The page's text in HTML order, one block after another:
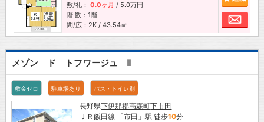
敷/礼： 0.0ヶ月 / 5.0万円
階 数：1階
間/広：2K / 43.54㎡
お
メゾン ド トフワージュ Ⅱ
敷金ゼロ 駐車場あり バス・トイレ別
長野県下伊那郡高森町下市田
ＪＲ飯田線 「市田 」駅 徒歩10分